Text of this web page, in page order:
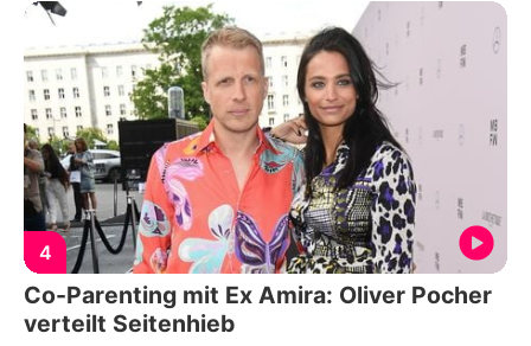
4
Co-Parenting mit Ex Amira: Oliver Pocher
verteilt Seitenhieb